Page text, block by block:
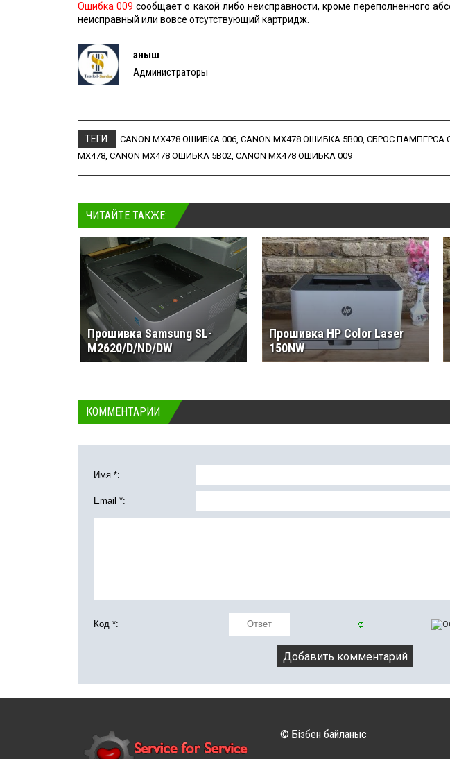
Ошибка 009 сообщает о какой либо неисправности, кроме переполненного
неисправный или вовсе отсутствующий картридж.
Қаныш
Администраторы
ТЕГИ: CANON MX478 ОШИБКА 006, CANON MX478 ОШИБКА 5B00, СБРОС ПАМПЕРСА
MX478, CANON MX478 ОШИБКА 5B02, CANON MX478 ОШИБКА 009
ЧИТАЙТЕ ТАКЖЕ:
Прошивка Samsung SL-
M2620/D/ND/DW
Прошивка HP Color Laser
150NW
КОММЕНТАРИИ
Имя *:
Email *:
Код *:
© Бізбен байланыс